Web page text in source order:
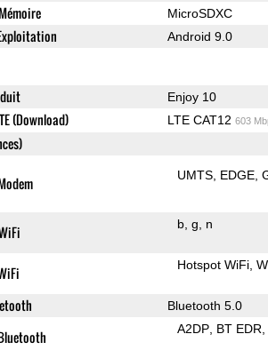
MicroSDXC
Android 9.0
Enjoy 10
(Download) LTE CAT12 603
UMTS EDGE
b g n
Hotspot WiFi
Bluetooth 5.0
A2DP BT EDR